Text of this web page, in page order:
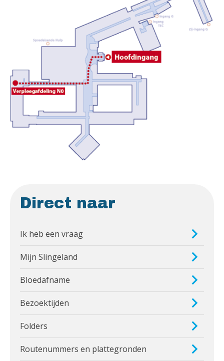
Direct naar
Ik heb een vraag
Mijn Slingeland
Bloedafname
Bezoektijden
Folders
Routenummers en plattegronden